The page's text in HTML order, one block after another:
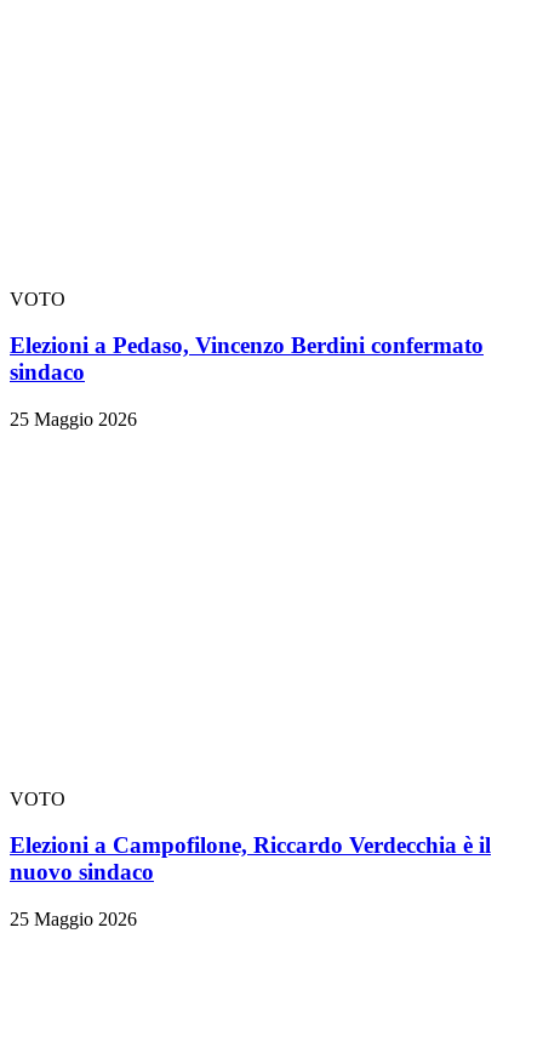
VOTO
Elezioni a Pedaso, Vincenzo Berdini confermato
sindaco
25 Maggio 2026
VOTO
Elezioni a Campofilone, Riccardo Verdecchia è il
nuovo sindaco
25 Maggio 2026